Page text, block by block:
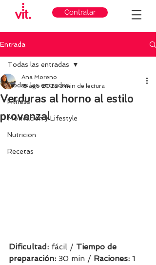
Contratar
Entrada
Todas las entradas
Fitness
Motivación y Lifestyle
Nutricion
Recetas
Todas las entradas
Verduras al horno al estilo
provenzal
Ana Moreno
15 ago 2022 3 min de lectura
Dificultad: fácil / Tiempo de
preparación: 30 min / Raciones: 1